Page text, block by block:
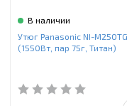
В наличии
Утюг Panasonic NI-
(1550Вт, пар 75г, Титан)